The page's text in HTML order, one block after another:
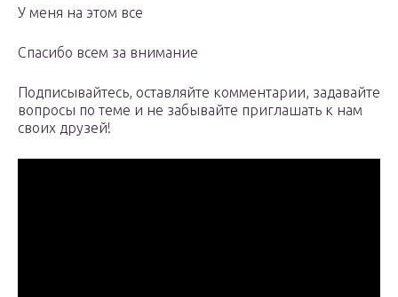
У меня на этом все
Спасибо всем за внимание
Подписывайтесь, оставляйте комментарии, задавайте
вопросы по теме и не забывайте приглашать к нам
своих друзей!